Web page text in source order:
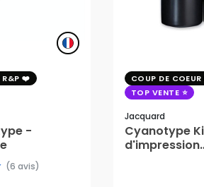
R&P
-
(6 avis)
COUP DE COEUR
TOP VENTE
Jacquard
Cyanotype
d'impression